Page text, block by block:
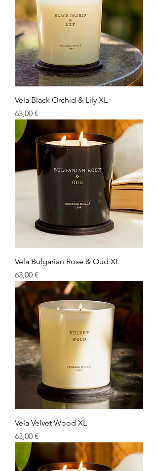
Vela Black Orchid & Lily XL
Precio
63,00 €
Vela Bulgarian Rose & Oud XL
Precio
63,00 €
Vela Velvet Wood XL
Precio
63,00 €